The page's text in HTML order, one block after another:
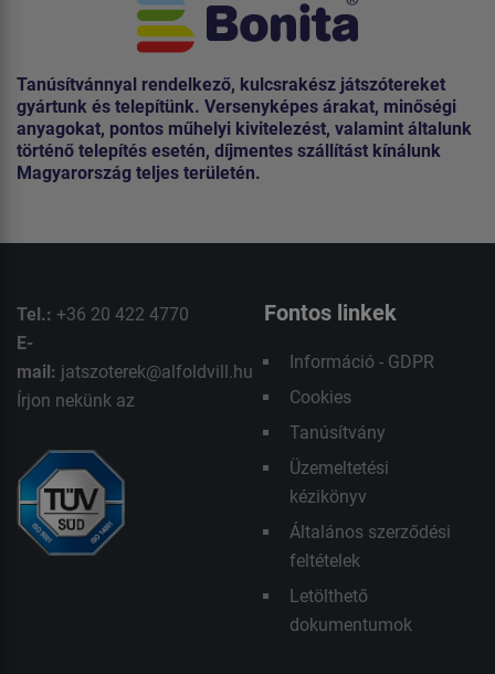
Tanúsítvánnyal rendelkező, kulcsrakész játszótereket
gyártunk és telepítünk. Versenyképes árakat, minőségi
anyagokat, pontos műhelyi kivitelezést, valamint általunk
történő telepítés esetén, díjmentes szállítást kínálunk
Magyarország teljes területén.
Tel.: +36 20 422 4770
E-
mail: jatszoterek@alfoldvill.hu
Írjon nekünk az
Fontos linkek
Információ - GDPR
Cookies
Tanúsítvány
Üzemeltetési
kézikönyv
Általános szerződési
feltételek
Letölthető
dokumentumok